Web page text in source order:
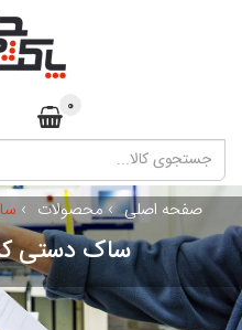
0
صفحه اصلی › محصولات ›
ساک دستی کرافت